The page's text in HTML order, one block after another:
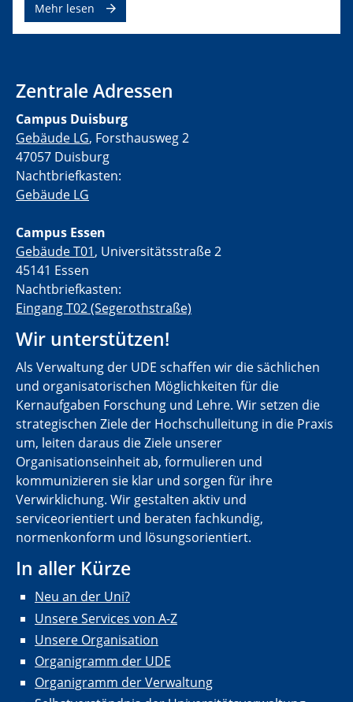
Mehr lesen
Zentrale Adressen
Campus Duisburg
Gebäude LG, Forsthausweg 2
47057 Duisburg
Nachtbriefkasten:
Gebäude LG
Campus Essen
Gebäude T01, Universitätsstraße 2
45141 Essen
Nachtbriefkasten:
Eingang T02 (Segerothstraße)
Wir unterstützen!
Als Verwaltung der UDE schaffen wir die sächlichen
und organisatorischen Möglichkeiten für die
Kernaufgaben Forschung und Lehre. Wir setzen die
strategischen Ziele der Hochschulleitung in die Praxis
um, leiten daraus die Ziele unserer
Organisationseinheit ab, formulieren und
kommunizieren sie klar und sorgen für ihre
Verwirklichung. Wir gestalten aktiv und
serviceorientiert und beraten fachkundig,
normenkonform und lösungsorientiert.
In aller Kürze
Neu an der Uni?
Unsere Services von A-Z
Unsere Organisation
Organigramm der UDE
Organigramm der Verwaltung